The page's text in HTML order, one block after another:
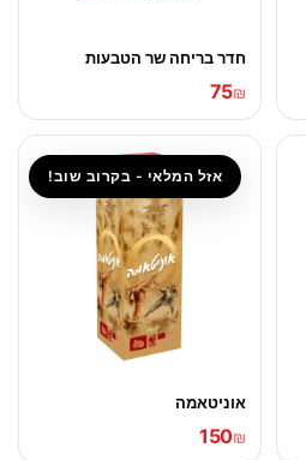
חדר בריחה שר הטבעות
₪
75
אזל המלאי - בקרוב שוב!
אוניטאמה
₪
150